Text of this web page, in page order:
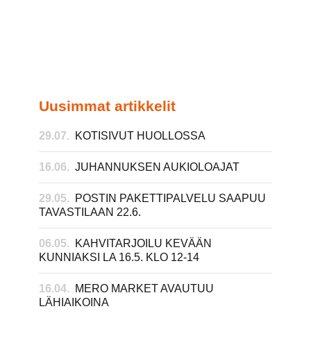
Uusimmat artikkelit
29.07. KOTISIVUT HUOLLOSSA
16.06. JUHANNUKSEN AUKIOLOAJAT
29.05.
POSTIN PAKETTIPALVELU SAAPUU
TAVASTILAAN 22.6.
06.05.
KAHVITARJOILU KEVÄÄN
KUNNIAKSI LA 16.5. KLO 12-14
16.04.
MERO MARKET AVAUTUU
LÄHIAIKOINA